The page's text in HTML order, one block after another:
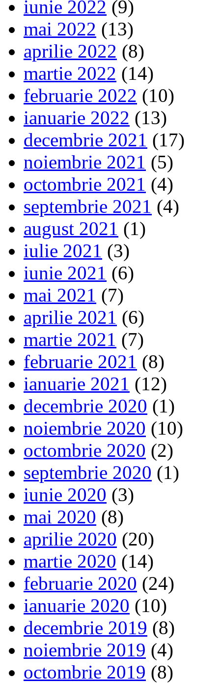
iunie 2022 (9)
mai 2022 (13)
aprilie 2022 (8)
martie 2022 (14)
februarie 2022 (10)
ianuarie 2022 (13)
decembrie 2021 (17)
noiembrie 2021 (5)
octombrie 2021 (4)
septembrie 2021 (4)
august 2021 (1)
iulie 2021 (3)
iunie 2021 (6)
mai 2021 (7)
aprilie 2021 (6)
martie 2021 (7)
februarie 2021 (8)
ianuarie 2021 (12)
decembrie 2020 (1)
noiembrie 2020 (10)
octombrie 2020 (2)
septembrie 2020 (1)
iunie 2020 (3)
mai 2020 (8)
aprilie 2020 (20)
martie 2020 (14)
februarie 2020 (24)
ianuarie 2020 (10)
decembrie 2019 (8)
noiembrie 2019 (4)
octombrie 2019 (8)